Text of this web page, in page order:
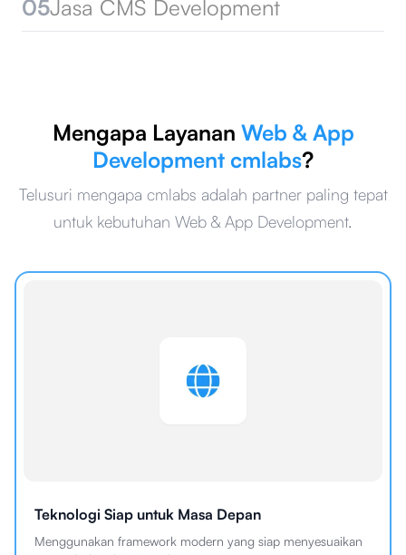
05Jasa CMS Development
Mengapa Layanan Web & App
Development cmlabs?
Telusuri mengapa cmlabs adalah partner paling tepat
untuk kebutuhan Web & App Development.
Teknologi Siap untuk Masa Depan
Menggunakan framework modern yang siap menyesuaikan